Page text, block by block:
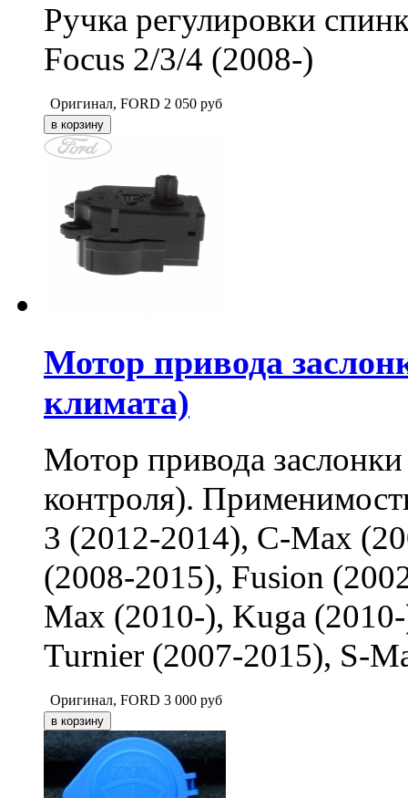
Ручка регулировки
Focus 2/3/4 (2008-)
Оригинал, FORD 2 050 руб
Мотор привода
климата)
Мотор привода
контроля).
3 (2012-2014), С-Max
(2008-2015), Fusion
Max (2010-), Kuga
Turnier (2007-2015), S-
Оригинал, FORD 3 000 руб